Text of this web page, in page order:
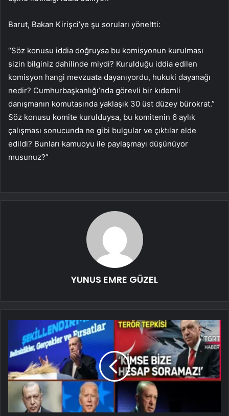
Barut, Bakan Kirişci’ye şu soruları yöneltti:
“Söz konusu iddia doğruysa bu komisyonun kurulması
sizin bilginiz dahilinde miydi? Kurulduğu iddia edilen
komisyon hangi mevzuata dayanıyordu, hukuki dayanağı
nedir? Cumhurbaşkanlığı’nda görevli bir kıdemli
danışmanın komutasında yaklaşık 30 üst düzey bürokrat.”
Söz konusu komite kurulduysa, bu komitenin 6 aylık
çalışması sonucunda ne gibi bulgular ve çıktılar elde
edildi? Bunları kamuoyu ile paylaşmayı düşünüyor
musunuz?”
YUNUS EMRE GÜZEL